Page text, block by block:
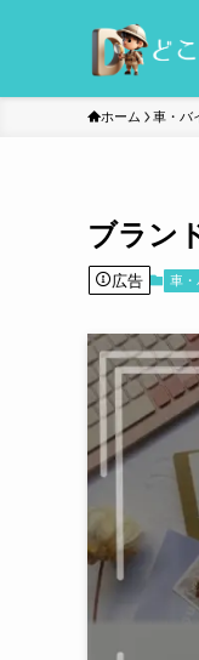
ホーム 車・バ
ブラン
広告 車